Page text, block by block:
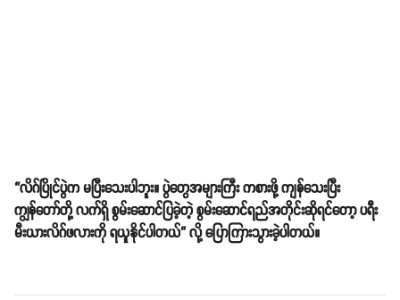
“လိဂ်ပြိုင်ပွဲက မပြီးသေးပါဘူး။ ပွဲတွေအများကြီး ကစားဖို့ ကျန်သေးပြီး
ကျွန်တော်တို့ လက်ရှိ စွမ်းဆောင်ပြခဲ့တဲ့ စွမ်းဆောင်ရည်အတိုင်းဆိုရင်တော့ ပရီး
မီးယားလိဂ်ဖလားကို ရယူနိုင်ပါတယ်” လို့ ပြောကြားသွားခဲ့ပါတယ်။